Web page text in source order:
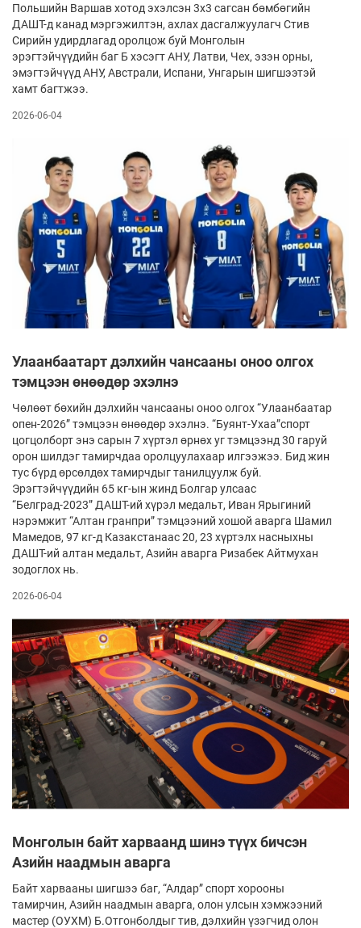
Польшийн Варшав хотод эхэлсэн 3х3 сагсан бөмбөгийн
ДАШТ-д канад мэргэжилтэн, ахлах дасгалжуулагч Стив
Сирийн удирдлагад оролцож буй Монголын
эрэгтэйчүүдийн баг Б хэсэгт АНУ, Латви, Чех, эзэн орны,
эмэгтэйчүүд АНУ, Австрали, Испани, Унгарын шигшээтэй
хамт багтжээ.
2026-06-04
Улаанбаатарт дэлхийн чансааны оноо олгох
тэмцээн өнөөдөр эхэлнэ
Чөлөөт бөхийн дэлхийн чансааны оноо олгох “Улаанбаатар
опен-2026” тэмцээн өнөөдөр эхэлнэ. “Буянт-Ухаа”спорт
цогцолборт энэ сарын 7 хүртэл өрнөх уг тэмцээнд 30 гаруй
орон шилдэг тамирчдаа оролцуулахаар илгээжээ. Бид жин
тус бүрд өрсөлдөх тамирчдыг танилцуулж буй.
Эрэгтэйчүүдийн 65 кг-ын жинд Болгар улсаас
“Белград-2023” ДАШТ-ий хүрэл медальт, Иван Ярыгиний
нэрэмжит “Алтан гранпри” тэмцээний хошой аварга Шамил
Мамедов, 97 кг-д Казакстанаас 20, 23 хүртэлх насныхны
ДАШТ-ий алтан медальт, Азийн аварга Ризабек Айтмухан
зодоглох нь.
2026-06-04
Монголын байт харваанд шинэ түүх бичсэн
Азийн наадмын аварга
Байт харвааны шигшээ баг, “Алдар” спорт хорооны
тамирчин, Азийн наадмын аварга, олон улсын хэмжээний
мастер (ОУХМ) Б.Отгонболдыг тив, дэлхийн үзэгчид олон